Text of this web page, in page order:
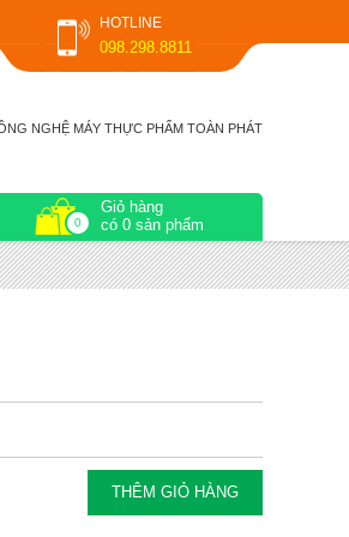
HOTLINE
098.298.8811
NGHỆ MÁY THỰC PHẨM TOÀN PHÁT
0
Giỏ hàng
có 0 sản phẩm
THÊM GIỎ HÀNG